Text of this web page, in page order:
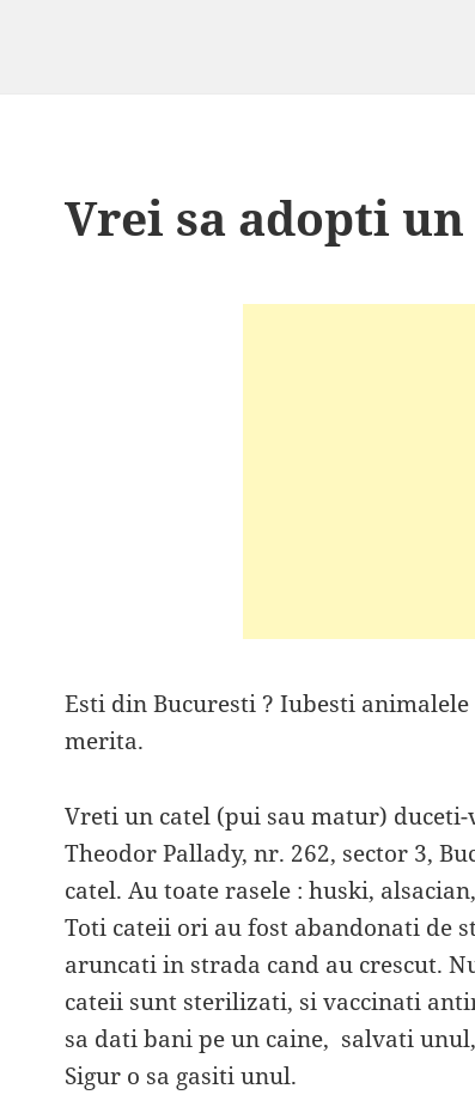
Vrei sa adopti un
Esti din Bucuresti ? Iubesti
merita.
Vreti un catel (pui sau matur)
Theodor Pallady, nr. 262, sector 3,
catel. Au toate rasele : huski,
Toti cateii ori au fost abandonati de
aruncati in strada cand au crescut.
cateii sunt sterilizati, si vaccinati
sa dati bani pe un caine, salvati
Sigur o sa gasiti unul.